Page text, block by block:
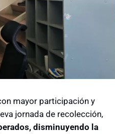
mayor participación y
jornada de recolección,
disminuyendo la